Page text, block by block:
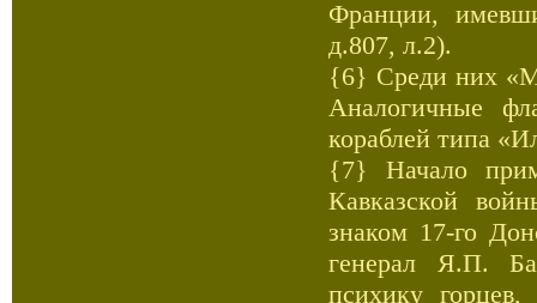
Франции,
д.807, л.2).
{6} Среди них
Аналогичные
кораблей типа
{7} Начало
Кавказской
знаком 17-го
генерал Я.П.
психику